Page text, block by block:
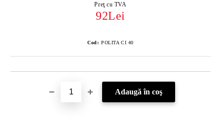
Preţ cu TVA
92Lei
Cod: POLITA CI 40